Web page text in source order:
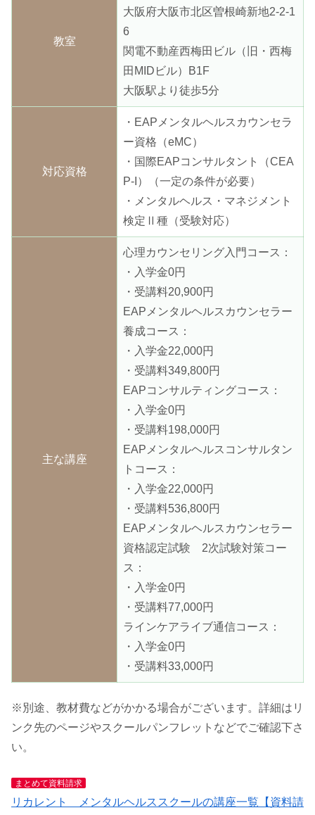
教室
大阪府大阪市北区曽根崎新地2-2-1
6
関電不動産西梅田ビル（旧・西梅
田MIDビル）B1F
大阪駅より徒歩5分
対応資格
・EAPメンタルヘルスカウンセラ
ー資格（eMC）
・国際EAPコンサルタント（CEA
P-I）（一定の条件が必要）
・メンタルヘルス・マネジメント
検定Ⅱ種（受験対応）
主な講座
心理カウンセリング入門コース：
・入学金0円
・受講料20,900円
EAPメンタルヘルスカウンセラー
養成コース：
・入学金22,000円
・受講料349,800円
EAPコンサルティングコース：
・入学金0円
・受講料198,000円
EAPメンタルヘルスコンサルタン
トコース：
・入学金22,000円
・受講料536,800円
EAPメンタルヘルスカウンセラー
資格認定試験 2次試験対策コー
ス：
・入学金0円
・受講料77,000円
ラインケアライブ通信コース：
・入学金0円
・受講料33,000円
※別途、教材費などがかかる場合がございます。詳細はリ
ンク先のページやスクールパンフレットなどでご確認下さ
い。
まとめて資料請求
リカレント メンタルヘルススクールの講座一覧【資料請